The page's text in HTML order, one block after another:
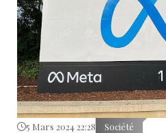
5 Mars 2024 22:28 Société